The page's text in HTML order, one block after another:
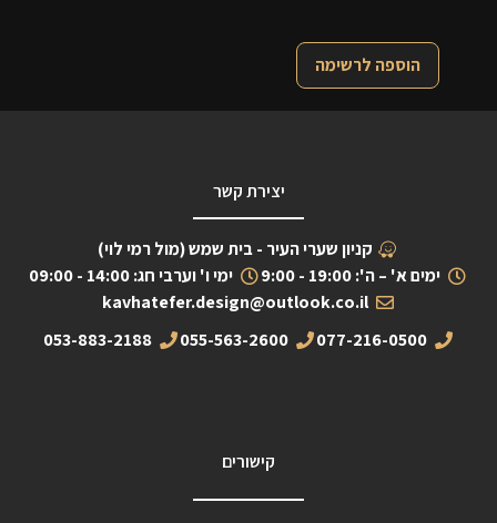
הוספה לרשימה
יצירת קשר
קניון שערי העיר - בית שמש (מול רמי לוי)
ימים א' – ה': 19:00 - 9:00
ימי ו' וערבי חג: 14:00 - 09:00
kavhatefer.design@outlook.co.il
077-216-0500
055-563-2600
053-883-2188
קישורים